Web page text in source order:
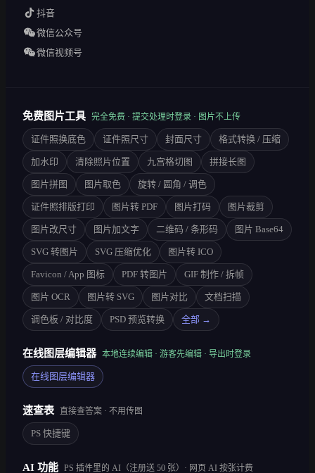
抖音
微信公众号
微信视频号
免费图片工具 完全免费 · 提交处理时登录 · 图片不上传
证件照换底色 证件照尺寸 封面尺寸 格式转换 / 压缩
加水印 清除照片位置 九宫格切图 拼接长图
图片拼图 图片取色 旋转 / 圆角 / 调色
证件照排版打印 图片转 PDF 图片打码 图片裁剪
图片改尺寸 图片加文字 二维码 / 条形码 图片 Base64
SVG 转图片 SVG 压缩优化 图片转 ICO
Favicon / App 图标 PDF 转图片 GIF 制作 / 拆帧
图片 OCR 图片转 SVG 图片对比 文档扫描
调色板 / 对比度 PSD 预览转换 全部 →
在线图层编辑器 本地连续编辑 · 游客先编辑 · 导出时登录
在线图层编辑器
速查表 直接查答案 · 不用传图
PS 快捷键
AI 功能 PS 插件里的 AI（注册送 50 张）· 网页 AI 按张计费